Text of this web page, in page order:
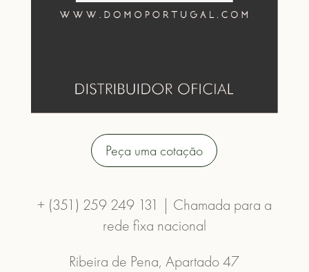
Peça uma cotação
+ (351) 259 249 131 | Chamada para a
rede fixa nacional
Ribeira de Pena, Apartado 47